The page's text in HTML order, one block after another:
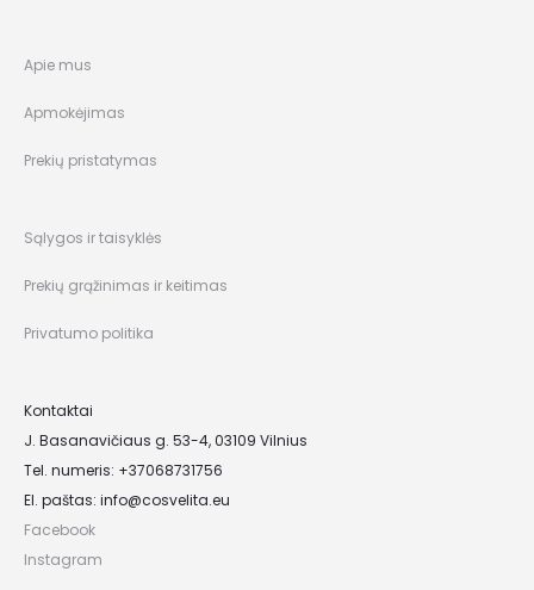
Apie mus
Apmokėjimas
Prekių pristatymas
Sąlygos ir taisyklės
Prekių grąžinimas ir keitimas
Privatumo politika
Kontaktai
J. Basanavičiaus g. 53-4, 03109 Vilnius
Tel. numeris: +37068731756
El. paštas: info@cosvelita.eu
Facebook
Instagram